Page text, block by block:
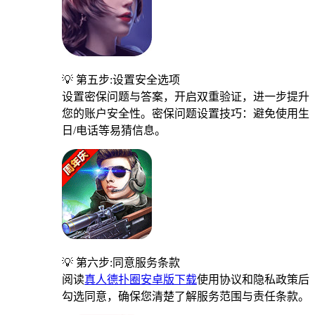
💡 第五步:设置安全选项
设置密保问题与答案，开启双重验证，进一步提升
您的账户安全性。密保问题设置技巧：避免使用生
日/电话等易猜信息。
💡 第六步:同意服务条款
阅读真人德扑圈安卓版下载使用协议和隐私政策后
勾选同意，确保您清楚了解服务范围与责任条款。